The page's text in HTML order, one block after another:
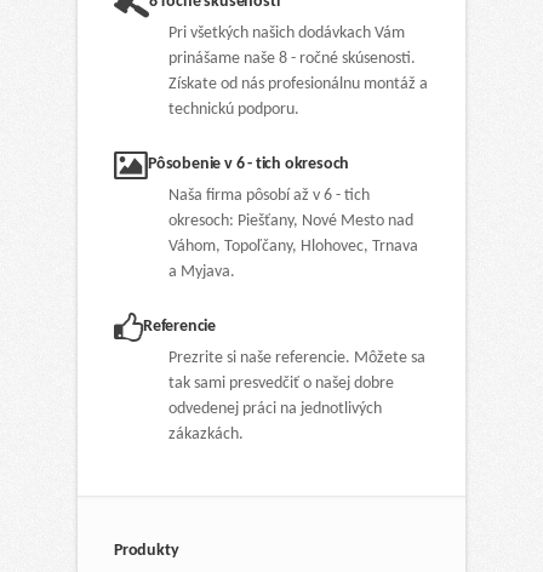
Pri všetkých našich dodávkach Vám
prinášame naše 8 - ročné skúsenosti.
Získate od nás profesionálnu montáž a
technickú podporu.
Pôsobenie v 6 - tich okresoch
Naša firma pôsobí až v 6 - tich
okresoch: Piešťany, Nové Mesto nad
Váhom, Topoľčany, Hlohovec, Trnava
a Myjava.
Referencie
Prezrite si naše referencie. Môžete sa
tak sami presvedčiť o našej dobre
odvedenej práci na jednotlivých
zákazkách.
Produkty